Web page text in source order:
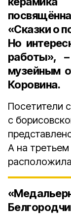
«Сказки о
Но
работы»,
музейным
Коровина.
Посетители
с
А на